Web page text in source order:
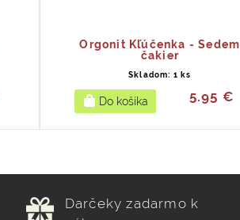
Orgonit Kľúčenka - Sedem
čakier
Skladom: 1 ks
5.95 €
Darčeky zadarmo k